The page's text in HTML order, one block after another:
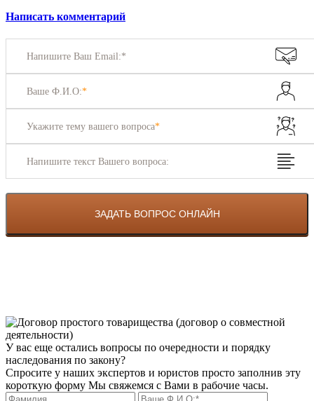
Написать комментарий
Напишите Ваш Email:*
Ваше Ф.И.О:*
Укажите тему вашего вопроса*
Напишите текст Вашего вопроса:
У вас еще остались вопросы по очередности и порядку
наследования по закону?
Спросите у наших экспертов и юристов просто заполнив эту
короткую форму Мы свяжемся с Вами в рабочие часы.